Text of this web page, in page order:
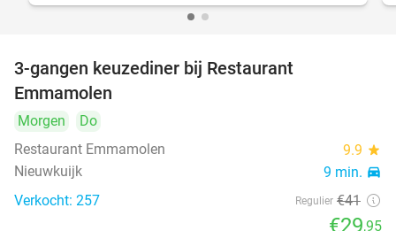
3-gangen keuzediner bij Restaurant
Emmamolen
Morgen
Do
Restaurant Emmamolen
9.9 star
Nieuwkuijk 9 min. directions_car
Verkocht: 257 Regulier €41
€29,95